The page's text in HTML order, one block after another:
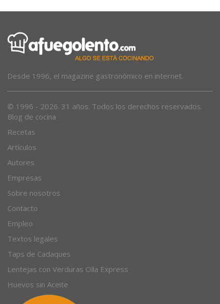
Desde 1996, el magazine gastronómico en internet.
© 1996 - 2026. 31 años. Todos los derechos reservados.
Blog de cocina
Recetas
Artículos
Autores
Empresas
Sobre nosotros
Contacto
Empleo
Textos legales
Taps de Cadaques
Lentejas con Verduras Olla Express
Huevos sin Aceite